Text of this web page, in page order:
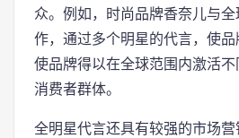
众。例如，时尚品牌香奈儿与
作，通过多个明星的代言，使
使品牌得以在全球范围内激活
消费者群体。
全明星代言还具有较强的市场